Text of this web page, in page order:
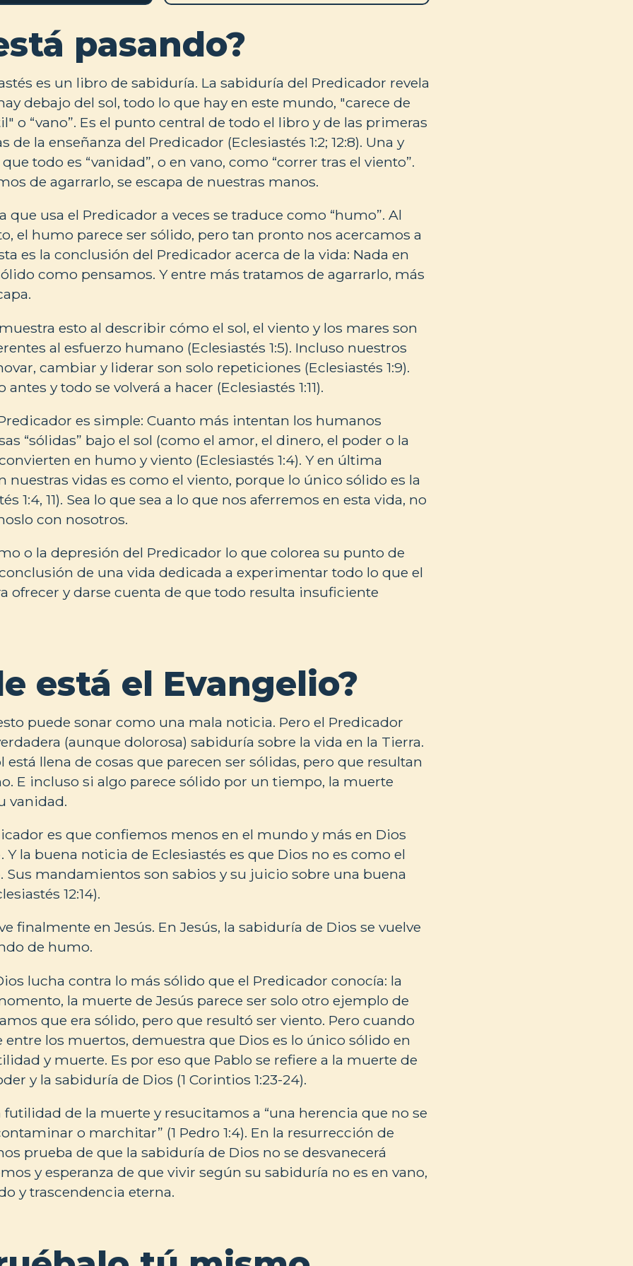
pasando?
es un libro de sabiduría. La sabiduría del Predicador revela
debajo del sol, todo lo que hay en este mundo, "carece de
o “vano”. Es el punto central de todo el libro y de las primeras
de la enseñanza del Predicador (Eclesiastés 1:2; 12:8). Una y
todo es “vanidad”, o en vano, como “correr tras el viento”.
de agarrarlo, se escapa de nuestras manos.
que usa el Predicador a veces se traduce como “humo”. Al
el humo parece ser sólido, pero tan pronto nos acercamos a
es la conclusión del Predicador acerca de la vida: Nada en
como pensamos. Y entre más tratamos de agarrarlo, más
esto al describir cómo el sol, el viento y los mares son
al esfuerzo humano (Eclesiastés 1:5). Incluso nuestros
cambiar y liderar son solo repeticiones (Eclesiastés 1:9).
y todo se volverá a hacer (Eclesiastés 1:11).
es simple: Cuanto más intentan los humanos
“sólidas” bajo el sol (como el amor, el dinero, el poder o la
en humo y viento (Eclesiastés 1:4). Y en última
nuestras vidas es como el viento, porque lo único sólido es la
1:4, 11). Sea lo que sea a lo que nos aferremos en esta vida, no
con nosotros.
o la depresión del Predicador lo que colorea su punto de
de una vida dedicada a experimentar todo lo que el
ofrecer y darse cuenta de que todo resulta insuficiente
está el Evangelio?
puede sonar como una mala noticia. Pero el Predicador
(aunque dolorosa) sabiduría sobre la vida en la Tierra.
está llena de cosas que parecen ser sólidas, pero que resultan
E incluso si algo parece sólido por un tiempo, la muerte
vanidad.
es que confiemos menos en el mundo y más en Dios
Y la buena noticia de Eclesiastés es que Dios no es como el
Sus mandamientos son sabios y su juicio sobre una buena
12:14).
finalmente en Jesús. En Jesús, la sabiduría de Dios se vuelve
de humo.
lucha contra lo más sólido que el Predicador conocía: la
la muerte de Jesús parece ser solo otro ejemplo de
que era sólido, pero que resultó ser viento. Pero cuando
entre los muertos, demuestra que Dios es lo único sólido en
y muerte. Es por eso que Pablo se refiere a la muerte de
y la sabiduría de Dios (1 Corintios 1:23-24).
futilidad de la muerte y resucitamos a “una herencia que no se
o marchitar” (1 Pedro 1:4). En la resurrección de
prueba de que la sabiduría de Dios no se desvanecerá
y esperanza de que vivir según su sabiduría no es en vano,
y trascendencia eterna.